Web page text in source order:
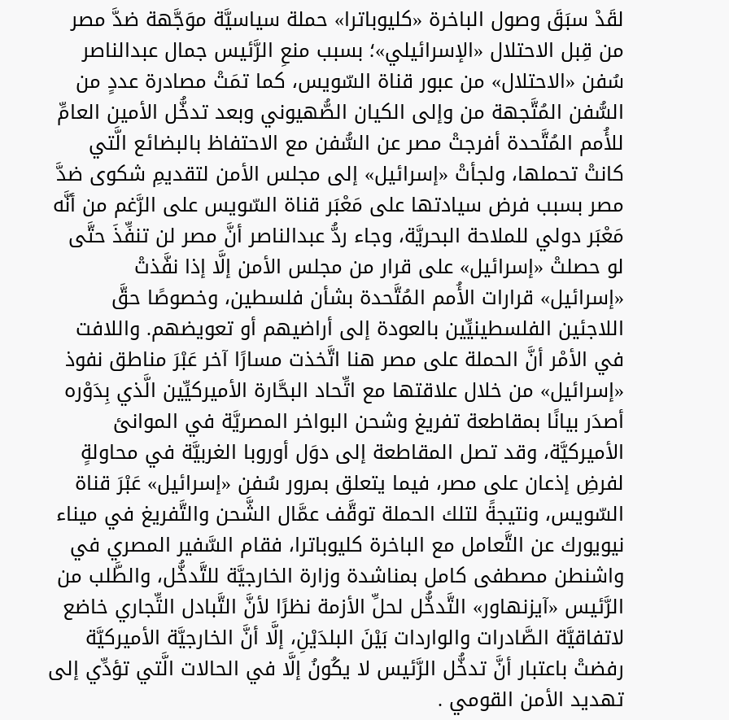
لقَدْ سبَقَ وصول الباخرة «كليوباترا» حملة سياسيَّة موَجَّهة ضدَّ مصر
من قِبل الاحتلال «الإسرائيلي»؛ بسبب منعِ الرَّئيس جمال عبدالناصر
سُفن «الاحتلال» من عبور قناة السّويس، كما تمَتْ مصادرة عددٍ من
السُّفن المُتَّجهة من وإلى الكيان الصُّهيوني وبعد تدخُّل الأمين العامِّ
للأُمم المُتَّحدة أفرجتْ مصر عن السُّفن مع الاحتفاظ بالبضائع الَّتي
كانتْ تحملها، ولجأتْ «إسرائيل» إلى مجلس الأمن لتقديمِ شكوى ضدَّ
مصر بسبب فرض سيادتها على مَعْبَر قناة السّويس على الرَّغم من أنَّه
مَعْبَر دولي للملاحة البحريَّة، وجاء ردُّ عبدالناصر أنَّ مصر لن تنفِّذَ حتَّى
لو حصلتْ «إسرائيل» على قرار من مجلس الأمن إلَّا إذا نفَّذتْ
«إسرائيل» قرارات الأُمم المُتَّحدة بشأن فلسطين، وخصوصًا حقَّ
اللاجئين الفلسطينيِّين بالعودة إلى أراضيهم أو تعويضهم. واللافت
في الأمْر أنَّ الحملة على مصر هنا اتَّخذت مسارًا آخر عَبْرَ مناطق نفوذ
«إسرائيل» من خلال علاقتها مع اتِّحاد البحَّارة الأميركيِّين الَّذي بِدَوْره
أصدَر بيانًا بمقاطعة تفريغ وشحن البواخر المصريَّة في الموانئ
الأميركيَّة، وقد تصل المقاطعة إلى دوَل أوروبا الغربيَّة في محاولةٍ
لفرضِ إذعان على مصر، فيما يتعلق بمرور سُفن «إسرائيل» عَبْرَ قناة
السّويس، ونتيجةً لتلك الحملة توقَّف عمَّال الشَّحن والتَّفريغ في ميناء
نيويورك عن التَّعامل مع الباخرة كليوباترا، فقام السَّفير المصري في
واشنطن مصطفى كامل بمناشدة وزارة الخارجيَّة للتَّدخُّل، والطَّلب من
الرَّئيس «آيزنهاور» التَّدخُّل لحلِّ الأزمة نظرًا لأنَّ التَّبادل التِّجاري خاضع
لاتفاقيَّة الصَّادرات والواردات بَيْنَ البلدَيْنِ، إلَّا أنَّ الخارجيَّة الأميركيَّة
رفضتْ باعتبار أنَّ تدخُّل الرَّئيس لا يكُونُ إلَّا في الحالات الَّتي تؤدِّي إلى
تهديد الأمن القومي .